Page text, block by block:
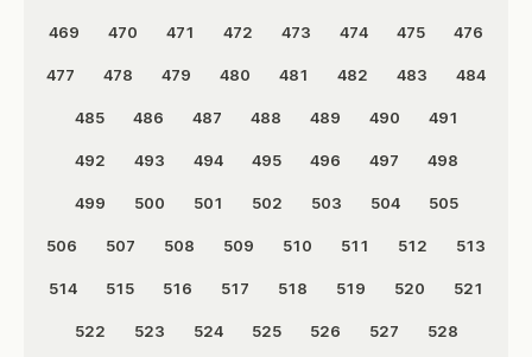
469 470 471 472 473 474 475 476
477 478 479 480 481 482 483 484
485 486 487 488 489 490 491
492 493 494 495 496 497 498
499 500 501 502 503 504 505
506 507 508 509 510 511 512 513
514 515 516 517 518 519 520 521
522 523 524 525 526 527 528